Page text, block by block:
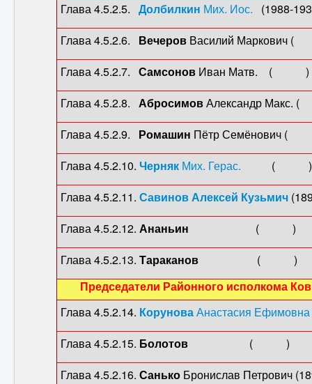
Глава 4.5.2.5. Долбилкин Мих. Иос.
Глава 4.5.2.6. Вечеров Василий
Глава 4.5.2.7. Самсонов Иван Матв. (
Глава 4.5.2.8. АбросимовАлександр
Глава 4.5.2.9. Ромашин Пётр
Глава 4.5.2.10. Черняк Мих. Герас. (
Глава 4.5.2.11. СавиновАлексей Кузьмич
Глава 4.5.2.12. Ананьин ( )
Глава 4.5.2.13. Тараканов ( )
Председатели Районного исполкома
Глава 4.5.2.14. КоруноваАнастасия Ефимовна
Глава 4.5.2.15. Болотов ( )
Глава 4.5.2.16. Санько Бронислав